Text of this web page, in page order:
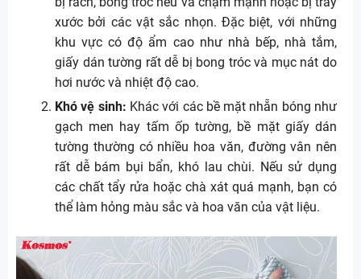
xước bởi các vật sắc nhọn. Đặc biệt, với những
khu vực có độ ẩm cao như nhà bếp, nhà tắm,
giấy dán tường rất dễ bị bong tróc và mục nát do
hơi nước và nhiệt độ cao.
Khó vệ sinh: Khác với các bề mặt nhẵn bóng như
gạch men hay tấm ốp tường, bề mặt giấy dán
tường thường có nhiều hoa văn, đường vân nên
rất dễ bám bụi bẩn, khó lau chùi. Nếu sử dụng
các chất tẩy rửa hoặc chà xát quá mạnh, bạn có
thể làm hỏng màu sắc và hoa văn của vật liệu.